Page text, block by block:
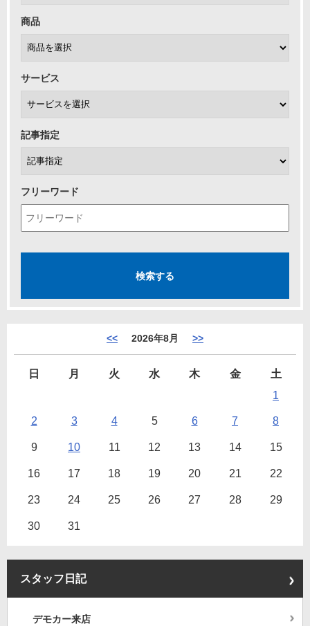
商品
サービス
記事指定
フリーワード
<< 2026年8月 >>
日 月 火 水 木 金
土
1
2 3 4 5 6 7 8
9 10 11 12 13 14 15
16 17 18 19 20 21 22
23 24 25 26 27 28 29
30 31
スタッフ日記
デモカー来店